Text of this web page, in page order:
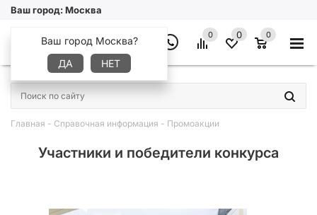
Ваш город:Москва
Ваш город Москва?
ДА
НЕТ
0 0 0
×
Главная - Справочная информация - Промоакции
Участники и победители конкурса